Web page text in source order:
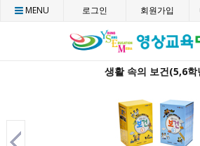
CMENU 로그인 회원가입
생활 속의 보건(5,6학